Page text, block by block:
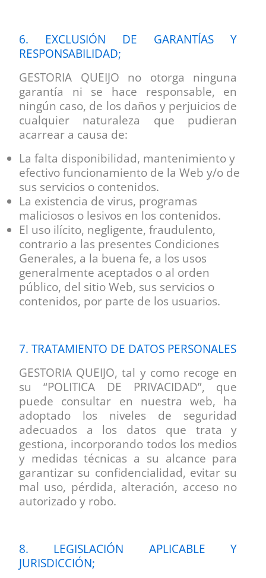
6. EXCLUSIÓN DE GARANTÍAS Y
RESPONSABILIDAD;
GESTORIA QUEIJO no otorga ninguna
garantía ni se hace responsable, en
ningún caso, de los daños y perjuicios de
cualquier naturaleza que pudieran
acarrear a causa de:
La falta disponibilidad, mantenimiento y
efectivo funcionamiento de la Web y/o de
sus servicios o contenidos.
La existencia de virus, programas
maliciosos o lesivos en los contenidos.
El uso ilícito, negligente, fraudulento,
contrario a las presentes Condiciones
Generales, a la buena fe, a los usos
generalmente aceptados o al orden
público, del sitio Web, sus servicios o
contenidos, por parte de los usuarios.
7. TRATAMIENTO DE DATOS PERSONALES
GESTORIA QUEIJO, tal y como recoge en
su “POLITICA DE PRIVACIDAD”, que
puede consultar en nuestra web, ha
adoptado los niveles de seguridad
adecuados a los datos que trata y
gestiona, incorporando todos los medios
y medidas técnicas a su alcance para
garantizar su confidencialidad, evitar su
mal uso, pérdida, alteración, acceso no
autorizado y robo.
8. LEGISLACIÓN APLICABLE Y
JURISDICCIÓN;